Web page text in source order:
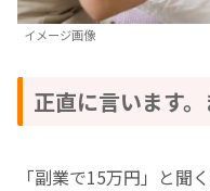
イメージ画像
正直に言います。
「副業で15万円」と聞